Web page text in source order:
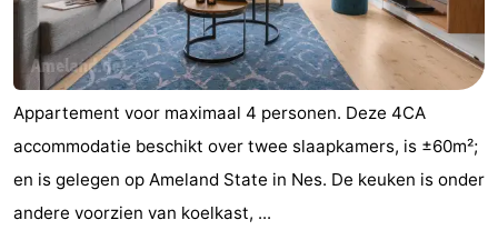
Appartement voor maximaal 4 personen. Deze 4CA
accommodatie beschikt over twee slaapkamers, is ±60m²;
en is gelegen op Ameland State in Nes. De keuken is onder
andere voorzien van koelkast, ...